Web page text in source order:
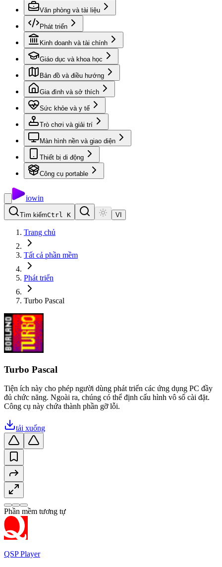
Văn phòng và tài liệu
Phát triển
Kinh doanh và tài chính
Giáo dục và khoa học
Bản đồ và điều hướng
Gia đình và sở thích
Sức khỏe và y tế
Trò chơi và giải trí
Màn hình nền và giao diện
Thiết bị di động
Công cụ portable
iowin
Tìm kiếmCtrl K VI
Trang chủ
Tất cả phần mềm
Phát triển
Turbo Pascal
Turbo Pascal
Tiện ích này cho phép người dùng phát triển các ứng dụng PC đầy
đủ chức năng. Ngoài ra, chúng có thể định cấu hình vô số cài đặt.
Công cụ này chứa thành phần gỡ lỗi.
tải xuống
Phần mềm tương tự
QSP Player